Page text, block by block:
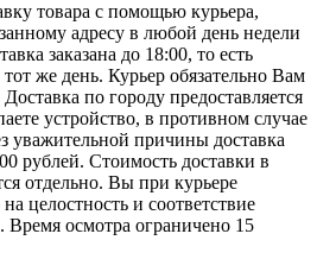
товара с помощью курьера,
адресу в любой день недели
заказана до 18:00, то есть
же день. Курьер обязательно Вам
по городу предоставляется
устройство, в противном случае
уважительной причины доставка
рублей. Стоимость доставки в
отдельно. Вы при курьере
целостность и соответствие
Время осмотра ограничено 15